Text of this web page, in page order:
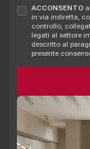
ACCONSENTO
in via indiretta,
controllo,
legati al settore
descritto al
presente